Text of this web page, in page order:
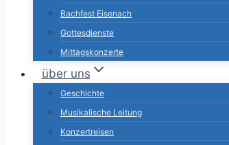
Bachfest Eisenach
Gottesdienste
Mittagskonzerte
über uns
Geschichte
Musikalische Leitung
Konzertreisen